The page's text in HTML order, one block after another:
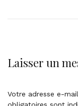
Laisser un
Votre adresse e-